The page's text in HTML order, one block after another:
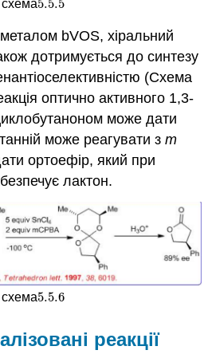
схема5.5.5
5.5.5
металом bVOS, хіральний
дотримується до синтезу
(Схема
оптично активного 1,3-
може дати
може реагувати зm
ортоефір, який при
лактон.
схема5.5.6
5.5.6
реакції